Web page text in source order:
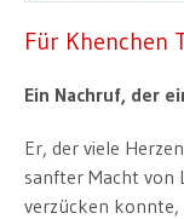
Für Khenchen
Ein Nachruf, der
Er, der viele
sanfter Macht von
verzücken konnte,